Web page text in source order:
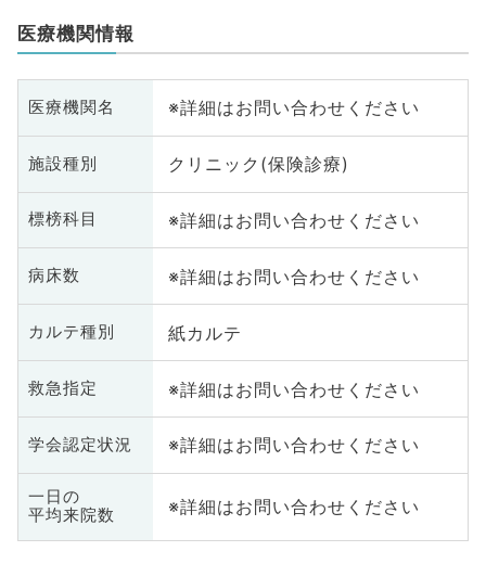
医療機関情報
医療機関名 ※詳細はお問い合わせください
施設種別 クリニック(保険診療)
標榜科目 ※詳細はお問い合わせください
病床数 ※詳細はお問い合わせください
カルテ種別 紙カルテ
救急指定 ※詳細はお問い合わせください
学会認定状況 ※詳細はお問い合わせください
一日の
平均来院数
※詳細はお問い合わせください